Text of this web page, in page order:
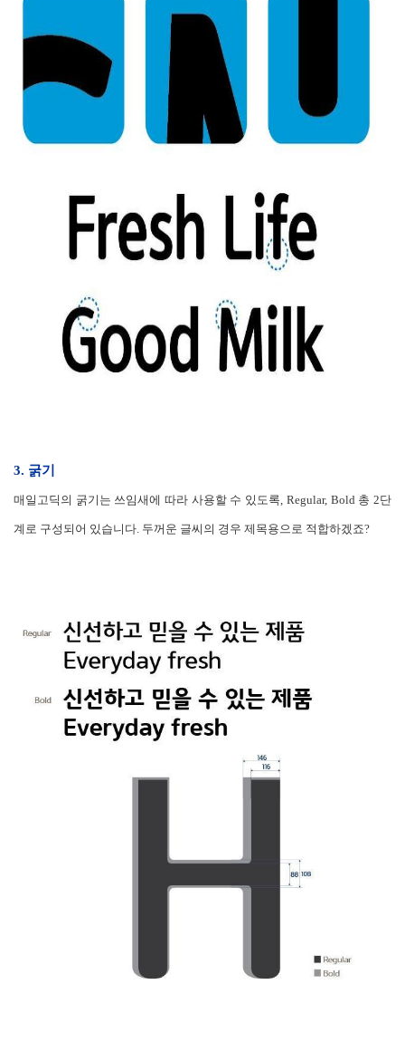
3. 굵기
매일고딕의 굵기는 쓰임새에 따라 사용할 수 있도록, Regular, Bold 총 2단
계로 구성되어 있습니다. 두꺼운 글씨의 경우 제목용으로 적합하겠죠?